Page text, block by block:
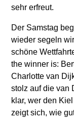
sehr erfreut.
Der Samstag
wieder segeln
schöne
the winner is:
Charlotte van
stolz auf die van
klar, wer den
zeigt sich, wie